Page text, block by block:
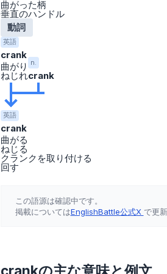
曲がった柄
垂直のハンドル
動詞
英語
crank
曲がる
ねじる
クランクを取り付ける
回す
英語
crank
曲がり
ねじれ
n.
crank
この語源は確認中です。
掲載についてはEnglishBattle公式X で更
crankの主な意味と例文